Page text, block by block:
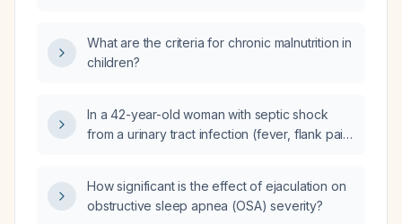
What are the criteria for chronic malnutrition in
children?
In a 42-year-old woman with septic shock
from a urinary tract infection (fever, flank pain,
prolonged capillary refill, and low oxygen
saturation) while on norfloxacin, what
How significant is the effect of ejaculation on
obstructive sleep apnea (OSA) severity?